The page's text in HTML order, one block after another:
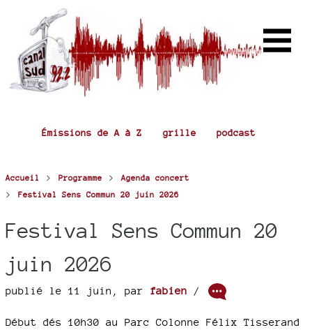
Émissions de A à Z grille podcast
Accueil > Programme > Agenda concert
> Festival Sens Commun 20 juin 2026
Festival Sens Commun 20
juin 2026
publié le 11 juin par fabien /
Début dés 10h30 au Parc Colonne Félix Tisserand